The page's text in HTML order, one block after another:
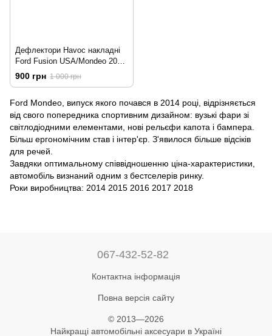
Дефлектори Havoc накладні
Ford Fusion USA/Mondeo 2014-
2024 Sedan | Вітровики на
скотчі DFFu1424
900 грн 1 000 грн
Ford Mondeo, випуск якого почався в 2014 році, відрізняється
від свого попередника спортивним дизайном: вузькі фари зі
світлодіодними елементами, нові рельєфи капота і бампера.
Більш ергономічним став і інтер'єр. З'явилося більше відсіків
для речей.
Завдяки оптимальному співвідношенню ціна-характеристики,
автомобіль визнаний одним з бестселерів ринку.
Роки виробництва: 2014 2015 2016 2017 2018
067-432-52-82
Контактна інформація
Повна версія сайту
© 2013—2026
Найкращі автомобільні аксесуари в Україні